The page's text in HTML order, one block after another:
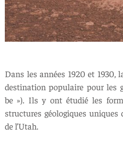
Dans les années 1920 et 1930,
destination populaire pour les
be »). Ils y ont étudié les
structures géologiques uniques
de l’Utah.